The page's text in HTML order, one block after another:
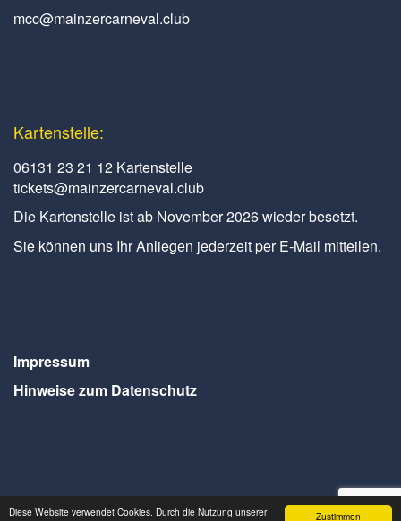
Zustimmen
Diese Website verwendet Cookies. Durch die Nutzung unserer
mcc@mainzercarneval.club
Kartenstelle:
06131 23 21 12 Kartenstelle
tickets@mainzercarneval.club
Die Kartenstelle ist ab November 2026 wieder besetzt.
Sie können uns Ihr Anliegen jederzeit per E-Mail mitteilen.
Impressum
Hinweise zum Datenschutz